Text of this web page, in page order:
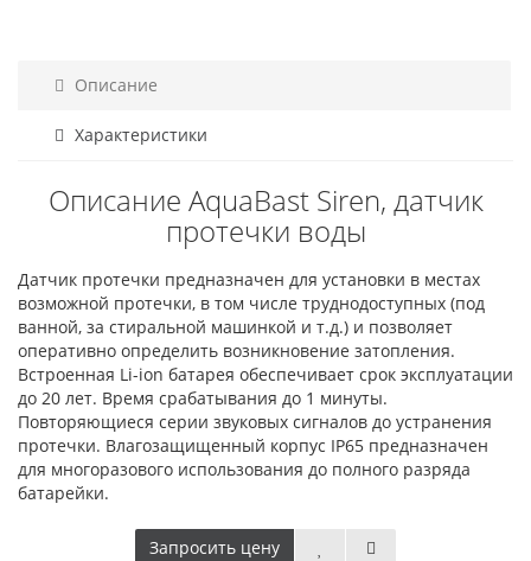
Описание
Характеристики
Описание AquaBast Siren, датчик
протечки воды
Датчик протечки предназначен для установки в местах
возможной протечки, в том числе труднодоступных (под
ванной, за стиральной машинкой и т.д.) и позволяет
оперативно определить возникновение затопления.
Встроенная Li-ion батарея обеспечивает срок эксплуатации
до 20 лет. Время срабатывания до 1 минуты.
Повторяющиеся серии звуковых сигналов до устранения
протечки. Влагозащищенный корпус IP65 предназначен
для многоразового использования до полного разряда
батарейки.
Запросить цену